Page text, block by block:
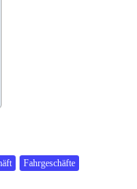
Fahrgeschäfte